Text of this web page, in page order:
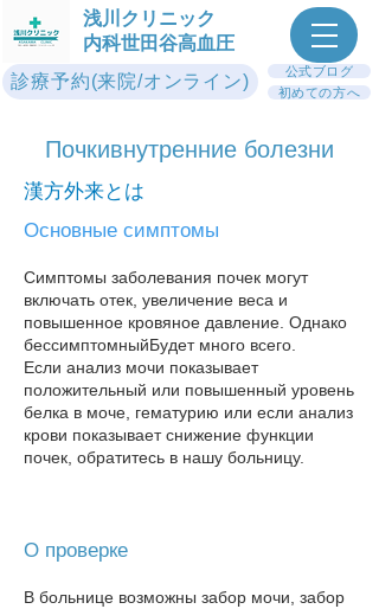
浅川クリニック
内科世田谷高血圧
診療予約(来院/オンライン)
公式ブログ
初めての方へ
Почки​внутренние болезни
漢方外来とは
Основные симптомы
Симптомы заболевания почек могут
включать отек, увеличение веса и
повышенное кровяное давление. Однако
бессимптомныйБудет много всего.
Если анализ мочи показывает
положительный или повышенный уровень
белка в моче, гематурию или если анализ
крови показывает снижение функции
почек, обратитесь в нашу больницу​.
О проверке
В больнице возможны забор мочи, забор